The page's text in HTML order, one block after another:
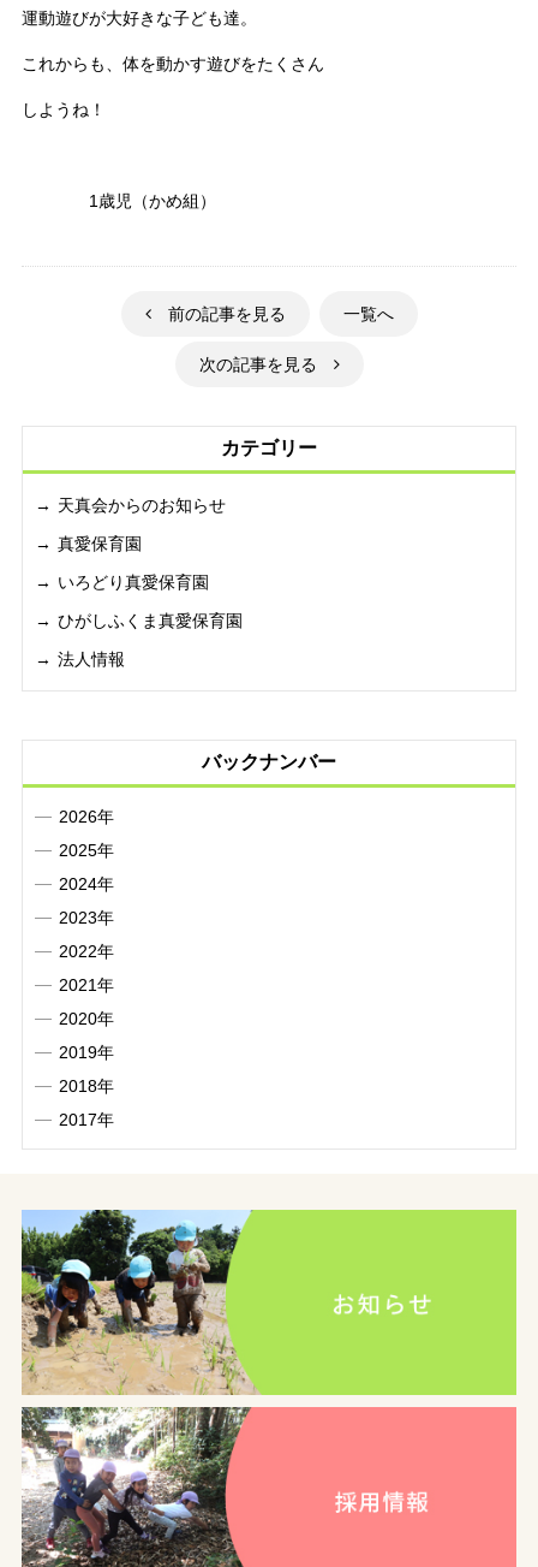
運動遊びが大好きな子ども達。
これからも、体を動かす遊びをたくさん
しようね！
1歳児（かめ組）
前の記事を見る 一覧へ
次の記事を見る
カテゴリー
天真会からのお知らせ
真愛保育園
いろどり真愛保育園
ひがしふくま真愛保育園
法人情報
バックナンバー
2026年
2025年
2024年
2023年
2022年
2021年
2020年
2019年
2018年
2017年